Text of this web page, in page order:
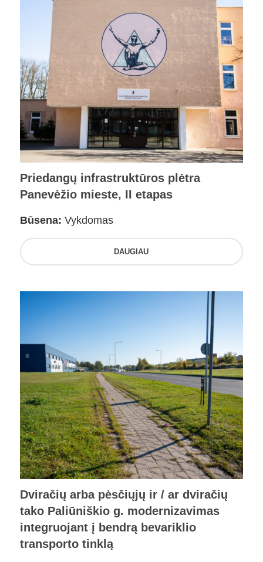
Priedangų infrastruktūros plėtra
Panevėžio mieste, II etapas
Būsena: Vykdomas
DAUGIAU
Dviračių arba pėsčiųjų ir / ar dviračių
tako Paliūniškio g. modernizavimas
integruojant į bendrą bevariklio
transporto tinklą